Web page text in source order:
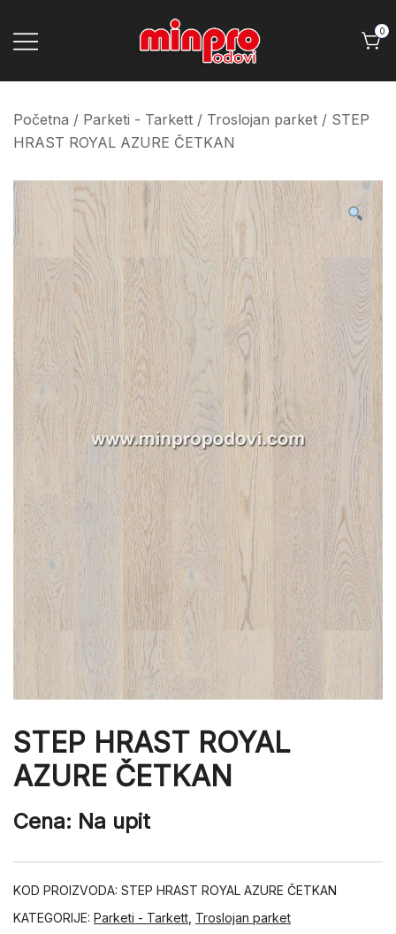
Minpro podovi
0
Početna / Parketi - Tarkett / Troslojan parket / STEP
HRAST ROYAL AZURE ČETKAN
STEP HRAST ROYAL
AZURE ČETKAN
Cena: Na upit
KOD PROIZVODA: STEP HRAST ROYAL AZURE ČETKAN
KATEGORIJE: Parketi - Tarkett, Troslojan parket